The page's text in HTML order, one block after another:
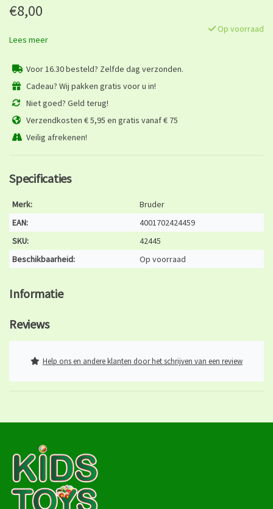
€8,00
Op voorraad
Lees meer
Voor 16.30 besteld? Zelfde dag verzonden.
Cadeau? Wij pakken gratis voor u in!
Niet goed? Geld terug!
Verzendkosten € 5,95 en gratis vanaf € 75
Veilig afrekenen!
Specificaties
Merk:
Bruder
EAN:
4001702424459
SKU:
42445
Beschikbaarheid:
Op voorraad
Informatie
Reviews
Help ons en andere klanten door het schrijven van een review